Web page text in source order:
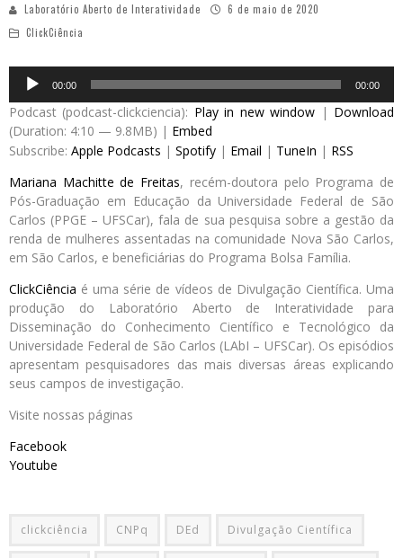
Laboratório Aberto de Interatividade
6 de maio de 2020
ClickCiência
Audio
Player
00:00 00:00
Podcast (podcast-clickciencia): Play in new window | Download
(Duration: 4:10 — 9.8MB) | Embed
Subscribe: Apple Podcasts | Spotify | Email | TuneIn | RSS
Mariana Machitte de Freitas, recém-doutora pelo Programa de
Pós-Graduação em Educação da Universidade Federal de São
Carlos (PPGE – UFSCar), fala de sua pesquisa sobre a gestão da
renda de mulheres assentadas na comunidade Nova São Carlos,
em São Carlos, e beneficiárias do Programa Bolsa Família.
ClickCiência é uma série de vídeos de Divulgação Científica. Uma
produção do Laboratório Aberto de Interatividade para
Disseminação do Conhecimento Científico e Tecnológico da
Universidade Federal de São Carlos (LAbI – UFSCar). Os episódios
apresentam pesquisadores das mais diversas áreas explicando
seus campos de investigação.
Visite nossas páginas
Facebook
Youtube
clickciência CNPq DEd Divulgação Científica